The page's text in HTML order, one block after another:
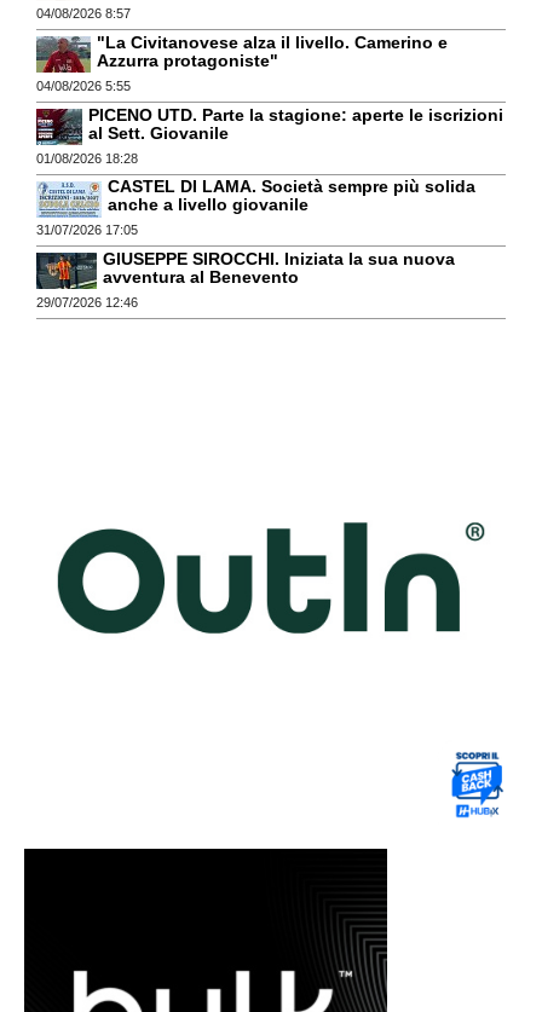
04/08/2026 8:57
"La Civitanovese alza il livello. Camerino e
Azzurra protagoniste"
04/08/2026 5:55
PICENO UTD. Parte la stagione: aperte le iscrizioni
al Sett. Giovanile
01/08/2026 18:28
CASTEL DI LAMA. Società sempre più solida
anche a livello giovanile
31/07/2026 17:05
GIUSEPPE SIROCCHI. Iniziata la sua nuova
avventura al Benevento
29/07/2026 12:46